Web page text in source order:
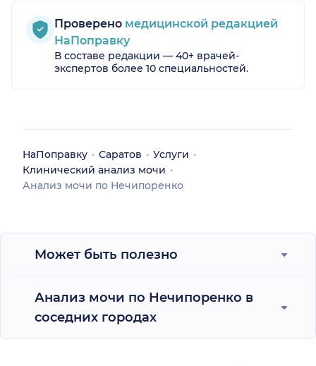
Проверено медицинской редакцией
НаПоправку
В составе редакции — 40+ врачей-
экспертов более 10 специальностей.
НаПоправку Саратов
Услуги
Клинический анализ мочи
Анализ мочи по Нечипоренко
Может быть полезно
Анализ мочи по Нечипоренко в
соседних городах